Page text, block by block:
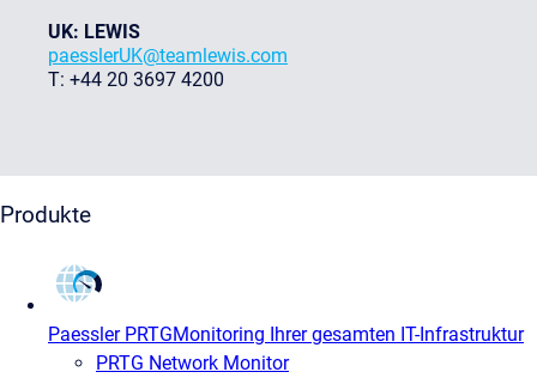
UK: LEWIS
paesslerUK@teamlewis.com
T: +44 20 3697 4200
Produkte
Paessler PRTGMonitoring Ihrer gesamten IT-Infrastruktur
PRTG Network Monitor